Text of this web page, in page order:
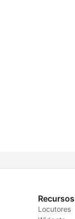
Recursos
Locutores